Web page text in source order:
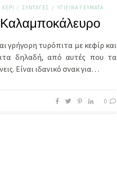
/ ΣΥΝΤΑΓΈΣ / ΥΓΙΕΙΝΆ ΓΕΎΜΑΤΑ
γρήγορη τυρόπιτα με κεφίρ και
δηλαδή, από αυτές που τα
Είναι ιδανικό σνακ για…
0